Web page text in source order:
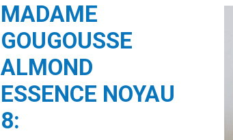
MADAME
GOUGOUSSE
ALMOND
ESSENCE NOYAU
8: